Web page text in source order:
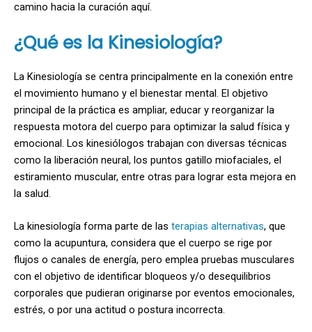
camino hacia la curación aquí.
¿Qué es la Kinesiología?
La Kinesiología se centra principalmente en la conexión entre
el movimiento humano y el bienestar mental. El objetivo
principal de la práctica es ampliar, educar y reorganizar la
respuesta motora del cuerpo para optimizar la salud física y
emocional. Los kinesiólogos trabajan con diversas técnicas
como la liberación neural, los puntos gatillo miofaciales, el
estiramiento muscular, entre otras para lograr esta mejora en
la salud.
La kinesiología forma parte de las terapias alternativas, que
como la acupuntura, considera que el cuerpo se rige por
flujos o canales de energía, pero emplea pruebas musculares
con el objetivo de identificar bloqueos y/o desequilibrios
corporales que pudieran originarse por eventos emocionales,
estrés, o por una actitud o postura incorrecta.